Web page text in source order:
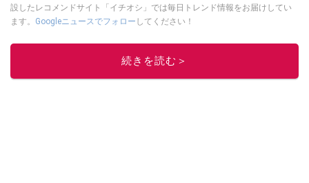
設したレコメンドサイト「イチオシ」では毎日トレンド情報をお届けしてい
ます。 Googleニュースでフォロー してください！
このイチオシストの他の記事を読む
続きを読む＞